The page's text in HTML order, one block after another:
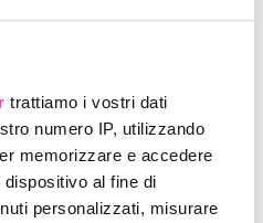
trattiamo i vostri dati
numero IP, utilizzando
memorizzare e accedere
al fine di
personalizzati, misurare